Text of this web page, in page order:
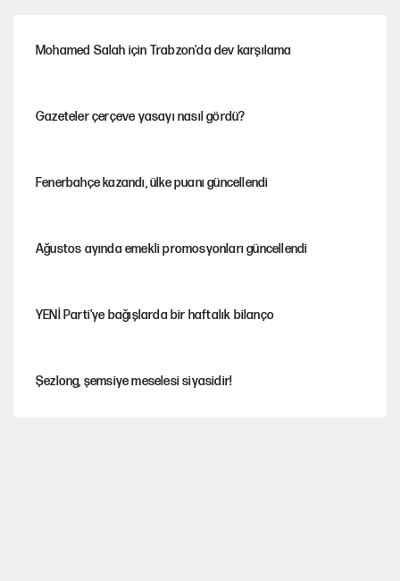
Mohamed Salah için Trabzon'da dev karşılama
Gazeteler çerçeve yasayı nasıl gördü?
Fenerbahçe kazandı, ülke puanı güncellendi
Ağustos ayında emekli promosyonları güncellendi
YENİ Parti'ye bağışlarda bir haftalık bilanço
Şezlong, şemsiye meselesi siyasidir!